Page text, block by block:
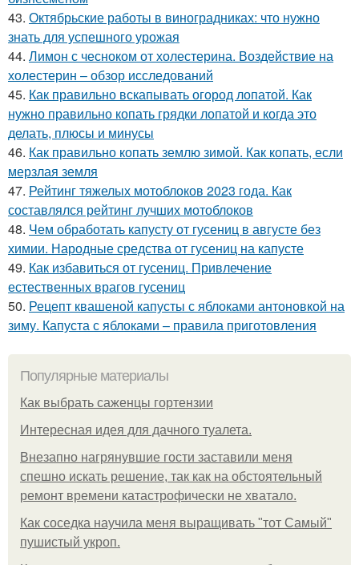
43. Октябрьские работы в виноградниках: что нужно
знать для успешного урожая
44. Лимон с чесноком от холестерина. Воздействие на
холестерин – обзор исследований
45. Как правильно вскапывать огород лопатой. Как
нужно правильно копать грядки лопатой и когда это
делать, плюсы и минусы
46. Как правильно копать землю зимой. Как копать, если
мерзлая земля
47. Рейтинг тяжелых мотоблоков 2023 года. Как
составлялся рейтинг лучших мотоблоков
48. Чем обработать капусту от гусениц в августе без
химии. Народные средства от гусениц на капусте
49. Как избавиться от гусениц. Привлечение
естественных врагов гусениц
50. Рецепт квашеной капусты с яблоками антоновкой на
зиму. Капуста с яблоками – правила приготовления
Популярные материалы
Как выбрать саженцы гортензии
Интересная идея для дачного туалета.
Внезапно нагрянувшие гости заставили меня
спешно искать решение, так как на обстоятельный
ремонт времени катастрофически не хватало.
Как соседка научила меня выращивать "тот Самый"
пушистый укроп.